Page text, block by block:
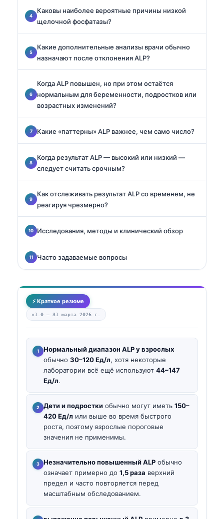
Каковы наиболее вероятные причины низкой
щелочной фосфатазы?
Какие дополнительные анализы врачи обычно
назначают после отклонения ALP?
Когда ALP повышен, но при этом остаётся
нормальным для беременности, подростков или
возрастных изменений?
Какие «паттерны» ALP важнее, чем само число?
Когда результат ALP — высокий или низкий —
следует считать срочным?
Как отслеживать результат ALP со временем, не
реагируя чрезмерно?
Исследования, методы и клинический обзор
Часто задаваемые вопросы
⚡ Краткое резюме
v1.0 — 31 марта 2026 г.
Нормальный диапазон ALP у взрослых
обычно 30–120 Ед/л, хотя некоторые
лаборатории всё ещё используют 44–147
Ед/л.
Дети и подростки обычно могут иметь 150–
420 Ед/л или выше во время быстрого
роста, поэтому взрослые пороговые
значения не применимы.
Незначительно повышенный ALP обычно
означает примерно до 1,5 раза верхний
предел и часто повторяется перед
масштабным обследованием.